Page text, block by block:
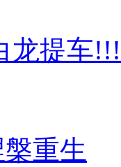
龙提车
重生